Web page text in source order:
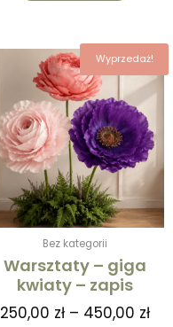
Wyprzedaż!
Bez kategorii
Warsztaty – giga
kwiaty – zapis
250,00 zł – 450,00 zł
od
do
Ten
ma
wiele
Opcje
można
na
stronie